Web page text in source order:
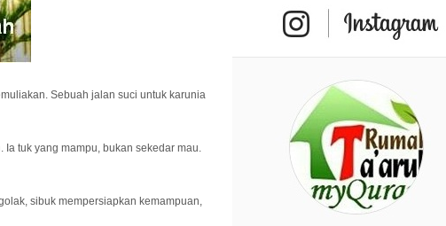
Sebuah jalan suci untuk karunia
tuk yang mampu, bukan sekedar mau.
sibuk mempersiapkan kemampuan,